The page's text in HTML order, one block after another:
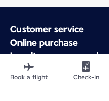
Customer service
Online purchase
Loyalty program and
About Air France
Air France app
Book a flight Check-in